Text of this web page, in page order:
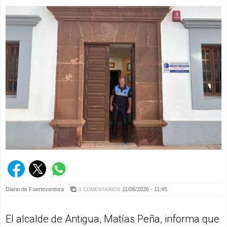
Diario de Fuerteventura 0 COMENTARIOS 11/06/2026 - 11:45
El alcalde de Antigua, Matías Peña, informa que